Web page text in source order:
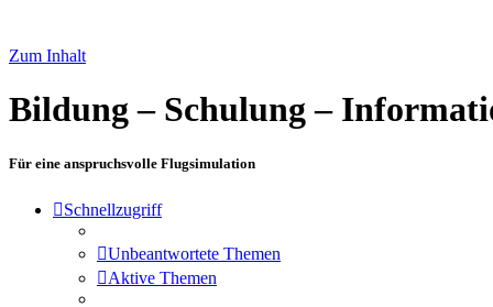
Zum Inhalt
Bildung – Schulung –
Für eine anspruchsvolle Flugsimulation
Schnellzugriff
Unbeantwortete Themen
Aktive Themen